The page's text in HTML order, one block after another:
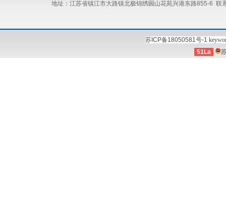
地址：江苏省镇江市大路镇北极锦绣圌山花苑兴港东路855-6
苏ICP备18050581号-1
51La